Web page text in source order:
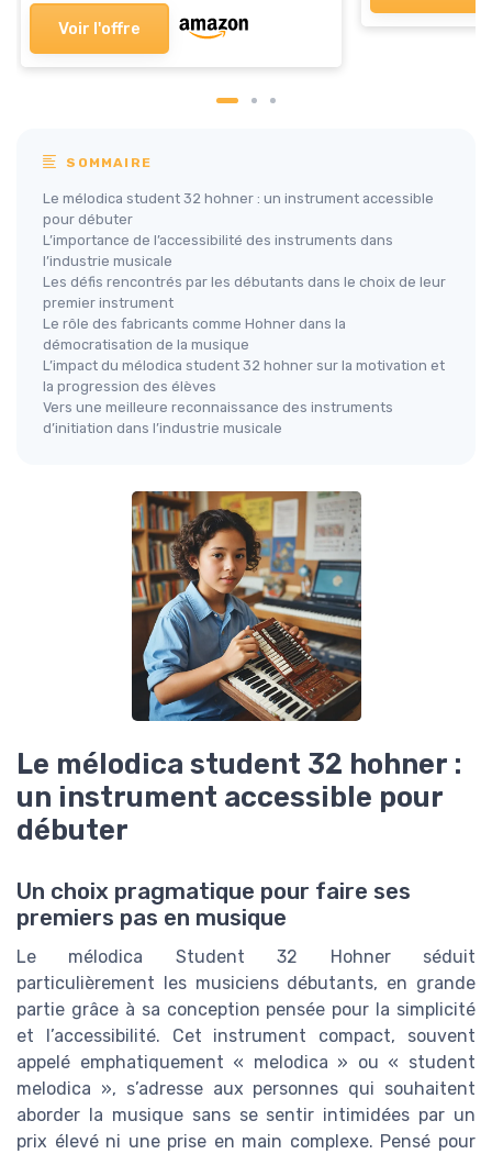
Voir l'offre
SOMMAIRE
Le mélodica student 32 hohner : un instrument accessible
pour débuter
L’importance de l’accessibilité des instruments dans
l’industrie musicale
Les défis rencontrés par les débutants dans le choix de leur
premier instrument
Le rôle des fabricants comme Hohner dans la
démocratisation de la musique
L’impact du mélodica student 32 hohner sur la motivation et
la progression des élèves
Vers une meilleure reconnaissance des instruments
d’initiation dans l’industrie musicale
Le mélodica student 32 hohner :
un instrument accessible pour
débuter
Un choix pragmatique pour faire ses
premiers pas en musique
Le mélodica Student 32 Hohner séduit
particulièrement les musiciens débutants, en grande
partie grâce à sa conception pensée pour la simplicité
et l’accessibilité. Cet instrument compact, souvent
appelé emphatiquement « melodica » ou « student
melodica », s’adresse aux personnes qui souhaitent
aborder la musique sans se sentir intimidées par un
prix élevé ni une prise en main complexe. Pensé pour